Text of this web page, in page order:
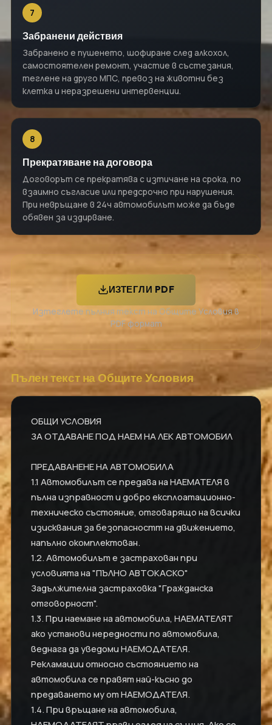
7
Забранени действия
Забранено е пушенето, шофиране след алкохол,
самостоятелен ремонт, участие в състезания,
теглене на друго МПС, превоз на животни без
клетка и неразрешени интервенции.
8
Прекратяване на договора
Договорът се прекратява с изтичане на срока, по
взаимно съгласие или предсрочно при нарушения.
При невръщане в 24ч автомобилът може да бъде
обявен за издирване.
ИЗТЕГЛИ PDF
Изтеглете пълния текст на Общите Условия в
PDF формат
Пълен текст на Общите Условия
ОБЩИ УСЛОВИЯ ЗА ОТДАВАНЕ ПОД НАЕМ НА ЛЕК АВТОМОБИЛ ПРЕДАВАНЕНЕ НА АВТОМОБИЛА 1.1 Автомобилът се предава на НАЕМАТЕЛЯ в пълна изправност и добро експлоатационно-техническо състояние, отговарящо на всички изисквания за безопасностт на движението, напълно окомплектован. 1.2. Автомобилът е застрахован при условията на "ПЪЛНО АВТОКАСКО" Задължителна застраховка "Гражданска отговорност". 1.3. При наемане на автомобила, НАЕМАТЕЛЯТ ако установи нередности по автомобила, веднага да уведоми НАЕМОДАТЕЛЯ. Рекламации относно състоянието на автомобила се правят най-късно до предаването му от НАЕМОДАТЕЛЯ. 1.4. При връщане на автомобила, НАЕМОДАТЕЛЯТ прави оглед на същия. Ако се констатират липси или повреди по автомобила, НАЕМАТЕЛЯТ дължи тяхното заплащане по оценка на вещо лице на застрахователя или с договорка между страните (НАЕМОДАТЕЛ/НАЕМАТЕЛ) с оглед актуалните пазарни цени. ЦЕНА, НАЧИН НА ПЛАЩАНЕ И СРОК: Наемната цена за ползването на автомобила се определя в общ размер, получен от сбора на сумите за целия договорен период или броя дни, за които е нает автомобила. Цената е базирана на 24-часов наем. Всеки ден започва в 0:00 часа. Всеки започнат ден се счита за пълен, без значение часът на връщане на наетия автомобил. Наемната цена се заплаща при сключване на договора, като заплащането й е условие за предаване на автомобила. Всички дължими суми се заплащат от НАЕМАТЕЛЯ в съответната валута, предварително по приложена банкова сметка или в брой, на място при получаване на автомобилът. Всички цени и допълнителни тарифи са в ЕВРО и са крайни с включени всички такси в тях. В деня на получаване на автомобила сумата за депозита се блокира (авторизира) по Вашата карта, а след това се разблокира (анулиране на авторизацията) до 1 работен ден, след като колата е проверена при връщането й. Стойността на депозита се взима, като се прави авторизация по кредитната/дебитната Ви карта, но няма да бъде дебитирана от Вашата сметка. Депозитът е гаранция за покриване на допълнителни разходи, свързани с наема, които биха могли да възникнат. ПРАВА И ЗАДЪЛЖЕНИЯ НА СТРАНИТЕ 2. ПРАВА И ЗАДЪЛЖЕНИЯ НА НАЕМОДАТЕЛЯ НАЕМОДАТЕЛЯТ има право: 2.1. Своевременно да получава уговорения наем за ползването на автомобила; 2.2. Да проверява дали наетия автомобил се използва по предназначението на този договор без да пречи на НАЕМАТЕЛЯ; 2.3. Да изисква от НАЕМАТЕЛЯ информация за експлоатационно-техническото състояние на наетия автомобил; 2.4. НАЕМОДАТЕЛЯТ запазва правото си да откаже предоставянето на услугите си на НАЕМАТЕЛЯ от съображения за сигурност. 2.5. НАЕМОДАТЕЛЯТ има право да прекрати договора предсрочно и да си върне автомобила, ако: - НАЕМАТЕЛЯТ нарушава условията на договора. - НАЕМАТЕЛЯТ е извършил измама, за да получи автомобила. - Автомобилът е изоставен. - Автомобилът не е върнат в уговорения час и място на договора. - МПС е повредено от НАЕМАТЕЛЯ - НАЕМОДАТЕЛЯТ или служител на Полицията или друг компетентен орган има основания да смята, че шофирането на НАЕМАТЕЛЯ може да представлява реална опасност. НАЕМОДАТЕЛЯТ е длъжен: 2.6. След подписване на този договор, с приемо-предавателен протокол да предостави наетия автомобил с пълен резервоар, в добро експлоатационно-техническо състояние, почистен след автомивка, ведно с всички принадлежности и задължителните документи. 2.7. Да предостави автомобила с приемо-предавателен протокол, в който се удостоверява предаването на автомобила в надлежно състояние. 2.8. Да осигури спокойно ползване на наетия автомобил от страна на НАЕМАТЕЛЯ за срока и действието на настоящия договор. 2.9. При повреда на автомобила, която не може да се вмени във вина на НАЕМАТЕЛЯ, НАЕМОДАТЕЛЯТ се задължава да предостави на НАЕМАТЕЛЯ подходящ заместващ автомобил. 2.10. В случай на предплатена потвърдена резервация Наемодателят е длъжен да изчака Наемателя да се появи в рамките на 1 час след предварително уточнения час на наемане. 2.11. Наемодателят не носи отговорност за загуби на печалба/приходи или за разходи, понесени от Наемателя. 2.12. Наемодателят не носи отговорност за липси и кражба на лични вещи от наетото МПС. 3. ПРАВА И ЗАДЪЛЖЕНИЯ НА НАЕМАТЕЛЯ НАЕМАТЕЛЯТ има право: 3.1. Да получи автомобила в добро техническо състояние и с редовни документи. 3.2. Да ползва спокойно автомобила според неговото предназначение за срока на договора. НАЕМАТЕЛЯТ е длъжен: 3.3. Да заплаща на НАЕМОДАТЕЛЯ уговореното възнаграждение в определените размери и в срокове. 3.4. Да се грижи за автомобила с грижата на добър стопанин. 3.5. Да не преотстъпва ползването на автомобила на други лица без изричното съгласие на НАЕМОДАТЕЛЯ. 3.6. Да уведомява незабавно НАЕМОДАТЕЛЯ за всички възникнали проблеми по време на ползването. 3.7. При управлението на наетия автомобил да спазва ЗДВП. 3.8. Да заплати всички евентуални глоби и фишове към КАТ и Полиция. 3.9. Да покрие разходите за наем за целия период на престой на автомобила, ако той бъде спрян от движение от КАТ. 3.10. Да съхранява автомобила надеждно заключен, без да оставя в него документи и ценни вещи. 3.11. Да покрие стойността на изгубени детайли, аксесоари, ключове, документи. 3.12. Да заплати глоба за пушене в автомобила в размер на 150 евро. 3.13. Да не управлява наетия автомобил след употреба на алкохол или друго упойващо вещество. 3.14. Да не оставя в автомобила предадените му документи за регистрация. 3.15. В случай на ПТП с наетия автомобил, НАЕМАТЕЛЯТ е длъжен да изиска съставянето на протокол от органите на МВР. 3.16. В случай на претърпяно ПТП, НАЕМАТЕЛЯТ дължи на НАЕМОДАТЕЛЯ наемната цена за всеки ден до окончателното ремонтиране. 3.17. НАЕМАТЕЛЯТ е длъжен да спазва правилата за движение по пътищата. 3.18. Да осигури опазването на автомобила от посегателства. 3.19. След изтичане на уговорения срок, да върне автомобила на указаното място. 3.20. Да обезщети НАЕМОДАТЕЛЯ за всички претърпени щети, липси и пропуснати ползи. 3.21. Да обезщети НАЕМОДАТЕЛЯТ при констатирани щети, които не са резултат от обичайна употреба. 3.22. НАЕМАТЕЛЯТ дължи пълно обезщетение при: частична щета, кражба на елементи, загуба на документи, замърсена тапицерия, спукана гума. УСЛОВИЯ ЗА ПОЛЗВАНЕ НА АВТОМОБИЛА 4.1. Предоставеният автомобил остава собственост на НАЕМОДАТЕЛЯ и се предоставя временно и възмездно. 4.2. Автомобилът е застрахован в съответствие с действащото законодателство. 4.3. Разходите по обичайното ползване на автомобила са за сметка на НАЕМАТЕЛЯ. 4.4. НАЕМАТЕЛЯТ се задължава да използва автомобила съгласно общите условия. 4.5. НАЕМАТЕЛЯТ носи отговорност за поддръжката и техническата изправност на автомобила. 4.6. НАЕМАТЕЛЯТ се задължава да възстанови разходите за ремонт при небрежност или неправилна експлоатация. 4.7. НАЕМАТЕЛЯТ не може да прехвърля правото за ползване на трети лица. 4.8. НАЕМАТЕЛЯТ е длъжен да спазва всички правила по ЗДВП. 4.9. При прекратяване на договора НАЕМАТЕЛЯТ е длъжен да върне автомобила в изправно състояние. 4.10. Наетият автомобил може да бъде управляван само от лица, вписани в договора. 4.11. При подписване на договора се прави оглед на автомобила. 4.12. В случай на кражба на наетия автомобил Наемателят трябва да уведоми Наемодателя в срок до 2 часа. 4.13. При ПТП Наемателят трябва да уведоми Наемодателя в срок до 2 часа. 4.15. Наемателят е отговорен за всички фишове и административни санкции. 4.16. Ако желае продължаване на срока, НАЕМАТЕЛЯТ е длъжен да уведоми НАЕМОДАТЕЛЯ най-малко 24 часа преди изтичане. ГОРИВО: 5.1. Автомобилът се предава с пълен резервоар и трябва да бъде върнат с пълен резервоар. 5.2. НАЕМАТЕЛЯТ е длъжен да зарежда автомобила за своя сметка. 5.3. НАЕМОДАТЕЛЯТ не отговаря за наличността на горивото. 5.4. Разходите за пътна помощ са за сметка на НАЕМАТЕЛЯ. 5.5. При зареждане с погрешно гориво НАЕМАТЕЛЯТ заплаща стойността на резервоар гориво и таксата за ремонт. ПОЧИСТВАНЕ: 6.1. НАЕМОДАТЕЛЯТ предоставя автомобила след почистване в автомивка. 6.2. НАЕМАТЕЛЯТ следва да върне автомобила почистен. При невъзможност се заплащат 15-16 евро. ЗАБРАНЕНИ ДЕЙСТВИЯ ПРИ ИЗПОЛЗВАНЕ НА АВТОМОБИЛА: 7.1. Пушене в автомобила. 7.2. Преотдаване на автомобил под наем на трети лица. 7.3. Шофиране под въздействие на алкохол или упойващи вещества. 7.4. Самостоятелен ремонт. 7.5. Всякакви допълнителни интервенции и монтажи. 7.6. Подаване на ток на друг автомобил. 7.7. Участие в състезания. 7.8. Теглене на друго МПС или ремарке. 7.9. Ползване за обучаване на неопитни шофьори. 7.10. Неспазване на заводски спецификации. 7.11. Предаване на автомобила на трети лица, непосочени в договора. 7.12. Управление на автомобила извън пътната настилка. 7.13. Превоз на животни извън специално предназначени клетки. 7.14. Използване за търговски цели. 7.15. Използване за превоз на незаконно пребиваващи граждани. ДРУГИ УСЛОВИЯ: 8.1. Допълнителните шофьори трябва да отговарят на изискванията за минимална възраст. 9.1. Максималната продължителност на договора за наем е 30 дни. 9.2. След 30-дневния период клиентът е длъжен да се яви за подновяване. 10.1. Всички цени и тарифи са в ЕВРО и са крайни. 10.2. Цената е базирана на 24-часов наем. 11.1. Услугата доставка/прибиране е на стойност 1.00 евро/км в Пловдив, 2.00 евро/км извън него. 12.1. НАЕМАТЕЛЯТ трябва да притежава валидна шофьорска книжка, издадена най-малко от една година. 13.1. При липсващо гориво се заплаща 3.00€ на литър. 14.1. При глоби и претенции на трети лица, НАЕМАТЕЛЯТ следва да заплати незабавно. 15.1. При нанесени щети или кражба, НАЕМАТЕЛЯТ е изцяло отговорен. 15.2. Застраховка Гражданска отговорност е включена в цената. 16.1. Вземане извън работно време — само с предварително запитване 24 часа предварително. 17.1. Плащане предварително по банков път или в брой на място. 18.1. Административна такса при щети или кражба: 50.00€. 19.1. При загуба на документи: неустойка 100.00€. 19.2. При загубен панел на аудио уредба: 150.00€. 19.4. Загубата на ключове се таксува по пазарна цена. 20.1. Специално оборудване: навигация, детско столче, интернет устройство, вериги за сняг. 21.1. Пътуване в чужбина — единствено по допълнител